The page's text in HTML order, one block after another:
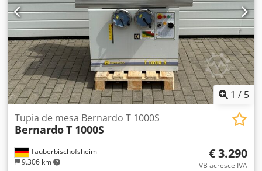
1 / 5
Tauberbischofsheim
9.306 km
Tupia de mesa Bernardo T 1000S
BernardoT 1000S
€ 3.290
VB acresce IVA